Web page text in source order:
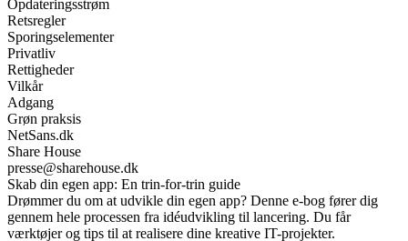
Opdateringsstrøm
Retsregler
Sporingselementer
Privatliv
Rettigheder
Vilkår
Adgang
Grøn praksis
NetSans.dk
Share House
presse@sharehouse.dk
Skab din egen app: En trin-for-trin guide
Drømmer du om at udvikle din egen app? Denne e-bog fører dig
gennem hele processen fra idéudvikling til lancering. Du får
værktøjer og tips til at realisere dine kreative IT-projekter.